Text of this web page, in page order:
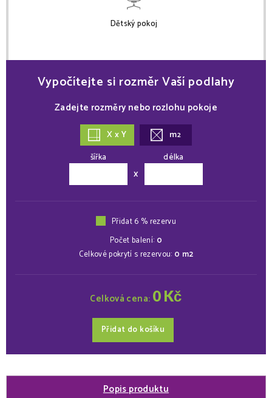
Dětský pokoj
Vypočítejte si rozměr Vaší podlahy
Zadejte rozměry nebo rozlohu pokoje
X x Y m2
šířka
x
délka
Přidat 6 % rezervu
Počet balení: 0
Celkové pokrytí s rezervou: 0 m2
Celková cena: 0Kč
Přidat do košíku
Popis produktu